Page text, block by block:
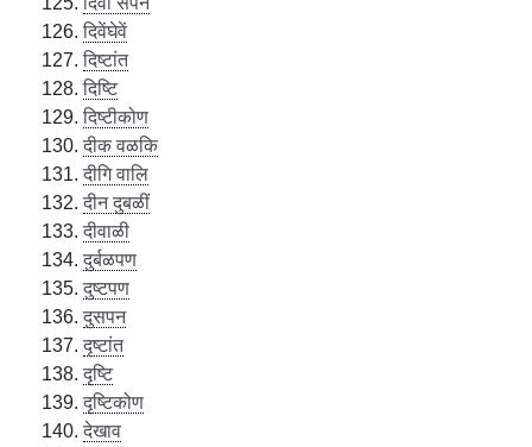
दिवेंघेवें
दिष्टांत
दिष्टि
दिष्टीकोण
दीक वळकि
दीगि वालि
दीन दुबळीं
दीवाळी
दुर्बळपण
दुष्टपण
दुसपन
दृष्टांत
दृष्टि
दृष्टिकोण
देखाव